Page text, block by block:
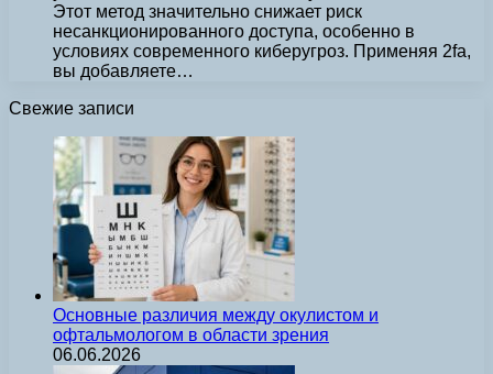
Этот метод значительно снижает риск
несанкционированного доступа, особенно в
условиях современного киберугроз. Применяя 2fa,
вы добавляете…
Свежие записи
Основные различия между окулистом и
офтальмологом в области зрения
06.06.2026